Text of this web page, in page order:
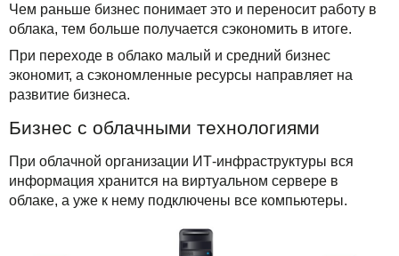
Чем раньше бизнес понимает это и переносит работу в
облака, тем больше получается сэкономить в итоге.
При переходе в облако малый и средний бизнес
экономит, а сэкономленные ресурсы направляет на
развитие бизнеса.
Бизнес с облачными технологиями
При облачной организации ИТ-инфраструктуры вся
информация хранится на виртуальном сервере в
облаке, а уже к нему подключены все компьютеры.